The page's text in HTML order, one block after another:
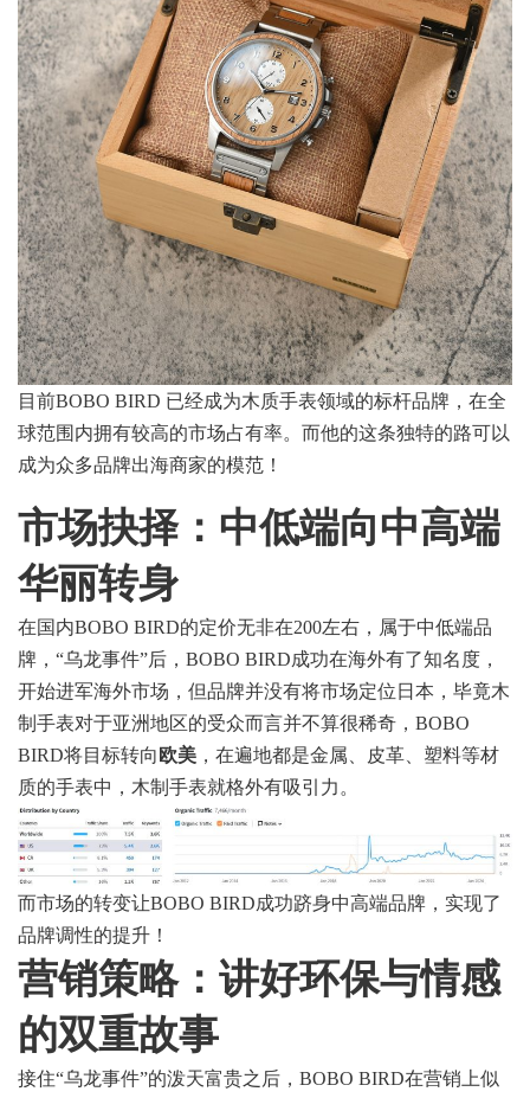
目前BOBO BIRD 已经成为木质手表领域的标杆品牌，在全
球范围内拥有较高的市场占有率。而他的这条独特的路可以
成为众多品牌出海商家的模范！
市场抉择： 中低端向中高端
华丽转身
在国内BOBO BIRD的定价无非在200左右，属于中低端品
牌，“乌龙事件”后，BOBO BIRD成功在海外有了知名度，
开始进军海外市场，但品牌并没有将市场定位日本，毕竟木
制手表对于亚洲地区的受众而言并不算很稀奇，BOBO
BIRD将目标转向 欧美 ，在遍地都是金属、皮革、塑料等材
质的手表中，木制手表就格外有吸引力。
而市场的转变让BOBO BIRD成功跻身中高端品牌，实现了
品牌调性的提升！
营销策略： 讲好环保与情感
的双重故事
接住“乌龙事件”的泼天富贵之后，BOBO BIRD在营销上似